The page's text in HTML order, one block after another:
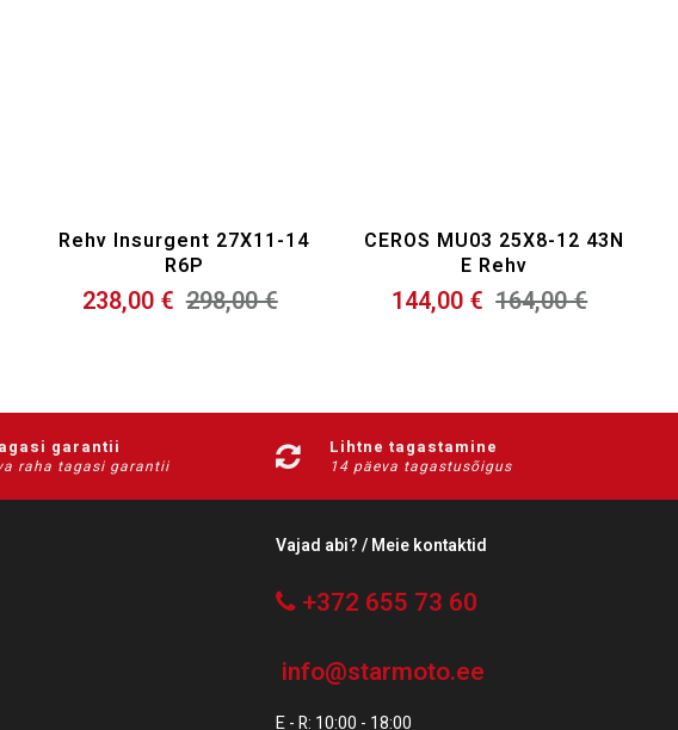
Rehv Insurgent 27X11-14
R6P
238,00 € 298,00 €
CEROS MU03 25X8-12 43N
E Rehv
144,00 € 164,00 €
garantii
raha tagasi garantii
Lihtne tagastamine
14 päeva tagastusõigus
Vajad abi? / Meie kontaktid
+372 655 73 60
info@starmoto.ee
E - R: 10:00 - 18:00